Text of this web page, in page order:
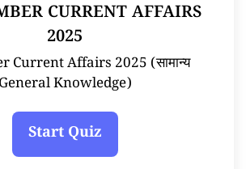
CURRENT AFFAIRS
2025
Current Affairs 2025 (सामान्य
General Knowledge)